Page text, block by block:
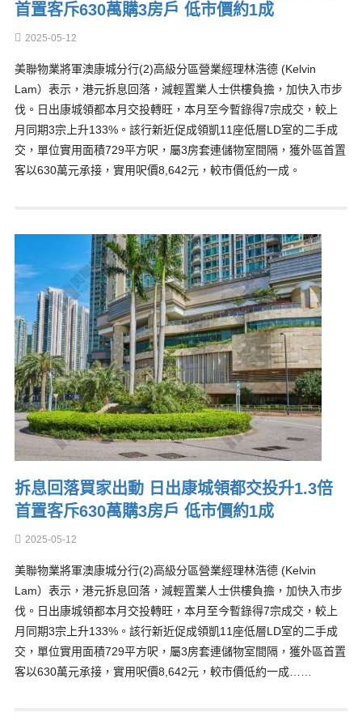
首置客斥630萬購3房戶 低市價約1成
2025-05-12
美聯物業將軍澳康城分行(2)高級分區營業經理林浩德 (Kelvin
Lam）表示，港元拆息回落，減輕置業人士供樓負擔，加快入市步
伐。日出康城領都本月交投轉旺，本月至今暫錄得7宗成交，較上
月同期3宗上升133%。該行新近促成領凱11座低層LD室的二手成
交，單位實用面積729平方呎，屬3房套連儲物室間隔，獲外區首置
客以630萬元承接，實用呎價8,642元，較市價低約一成。
拆息回落買家出動 日出康城領都交投升1.3倍
首置客斥630萬購3房戶 低市價約1成
2025-05-12
美聯物業將軍澳康城分行(2)高級分區營業經理林浩德 (Kelvin
Lam）表示，港元拆息回落，減輕置業人士供樓負擔，加快入市步
伐。日出康城領都本月交投轉旺，本月至今暫錄得7宗成交，較上
月同期3宗上升133%。該行新近促成領凱11座低層LD室的二手成
交，單位實用面積729平方呎，屬3房套連儲物室間隔，獲外區首置
客以630萬元承接，實用呎價8,642元，較市價低約一成……